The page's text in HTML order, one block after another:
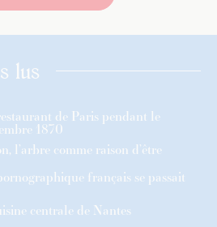
lus
de Paris pendant le
1870
l’arbre comme raison d’être
français se passait
centrale de Nantes